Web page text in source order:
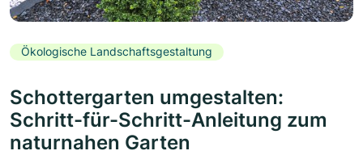
Ökologische Landschaftsgestaltung
Schottergarten umgestalten:
Schritt-für-Schritt-Anleitung zum
naturnahen Garten